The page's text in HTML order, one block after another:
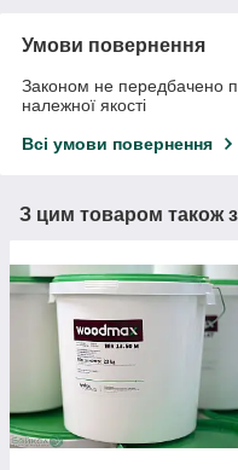
Умови повернення
Законом не передбачено
належної якості
Всі умови повернення
З цим товаром також